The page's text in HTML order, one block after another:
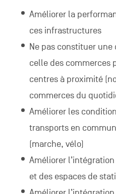
Améliorer la
ces infrastructures
Ne pas constituer
celle des commerces
centres à proximité
commerces du
Améliorer les
transports en
(marche, vélo)
Améliorer
et des espaces de